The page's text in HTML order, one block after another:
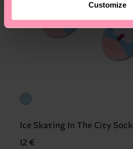
Customize
Ice Skating In The City Sock
12 €